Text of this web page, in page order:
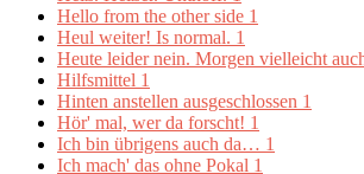
Hello from the other side 1
Heul weiter! Is normal. 1
Heute leider nein. Morgen vielleicht
Hilfsmittel 1
Hinten anstellen ausgeschlossen 1
Hör' mal, wer da forscht! 1
Ich bin übrigens auch da… 1
Ich mach' das ohne Pokal 1